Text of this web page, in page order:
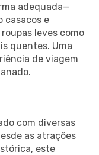
adequada—
casacos e
leves como
quentes. Uma
de viagem
com diversas
as atrações
este